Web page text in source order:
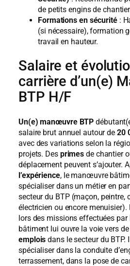
de petits engins de
Formations en sécurité:
(si nécessaire), formation
travail en hauteur.
Salaire et
carrière d’un(e)
BTP H/F
Un(e) manœuvre BTP
salaire brut annuel autour de 20
avec des variations selon la
projets. Des primes de chantier
déplacement peuvent s’ajouter.
l’expérience, le manœuvre
spécialiser dans un métier en
secteur du BTP (maçon, peintre,
électricien ou encore menuisier).
lors des missions effectuées
bâtiment lui ouvre la voie vers
emplois dans le secteur du BTP.
spécialiser dans la conduite
terrassement, dans la pose de